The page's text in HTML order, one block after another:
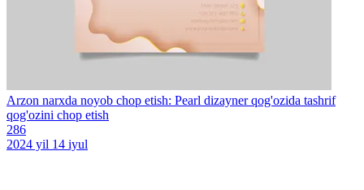
Arzon narxda noyob chop etish: Pearl dizayner qog'ozida tashrif
qog'ozini chop etish
286
2024 yil 14 iyul